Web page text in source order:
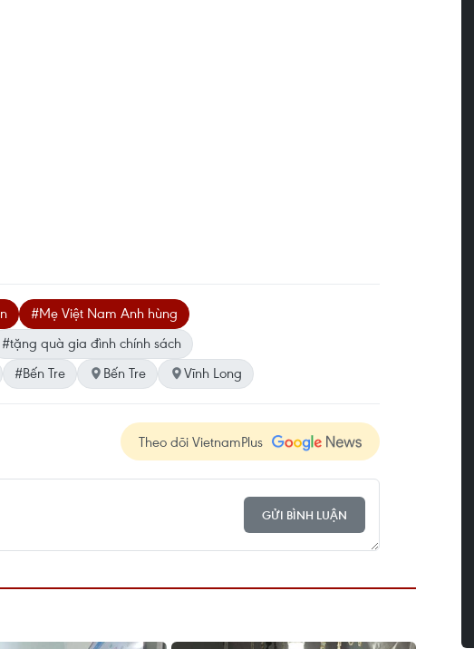
#Mẹ Việt Nam Anh hùng
#tặng quà gia đình chính sách
#Bến Tre Bến Tre Vĩnh Long
Theo dõi VietnamPlus
GỬI BÌNH LUẬN